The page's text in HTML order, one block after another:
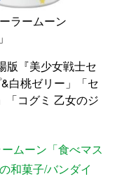
ラームーン
版『美少女戦士セ
白桃ゼリー」「セ
「コグミ 乙女のジ
ムーン「食べマス
和菓子/バンダイ